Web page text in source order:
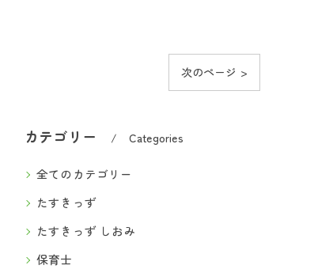
次のページ >
カテゴリー Categories
全てのカテゴリー
たすきっず
たすきっず しおみ
保育士